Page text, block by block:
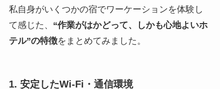
私自身がいくつかの宿でワーケーションを体験し
て感じた、 “作業がはかどって、しかも心地よいホ
テル”の特徴をまとめてみました。
1. 安定したWi-Fi・通信環境